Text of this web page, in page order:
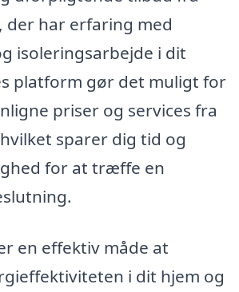
der har erfaring med
isoleringsarbejde i dit
platform gør det muligt for
priser og services fra
sparer dig tid og
for at træffe en
en effektiv måde at
i dit hjem og